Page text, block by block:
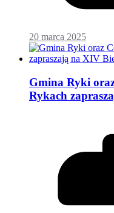
20 marca 2025
Gmina Ryki
Rykach